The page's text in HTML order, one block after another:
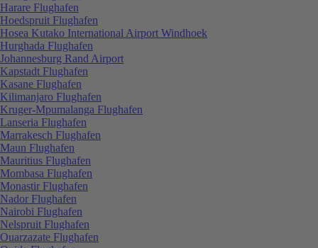
Harare Flughafen
Hoedspruit Flughafen
Hosea Kutako International Airport Windhoek
Hurghada Flughafen
Johannesburg Rand Airport
Kapstadt Flughafen
Kasane Flughafen
Kilimanjaro Flughafen
Kruger-Mpumalanga Flughafen
Lanseria Flughafen
Marrakesch Flughafen
Maun Flughafen
Mauritius Flughafen
Mombasa Flughafen
Monastir Flughafen
Nador Flughafen
Nairobi Flughafen
Nelspruit Flughafen
Ouarzazate Flughafen